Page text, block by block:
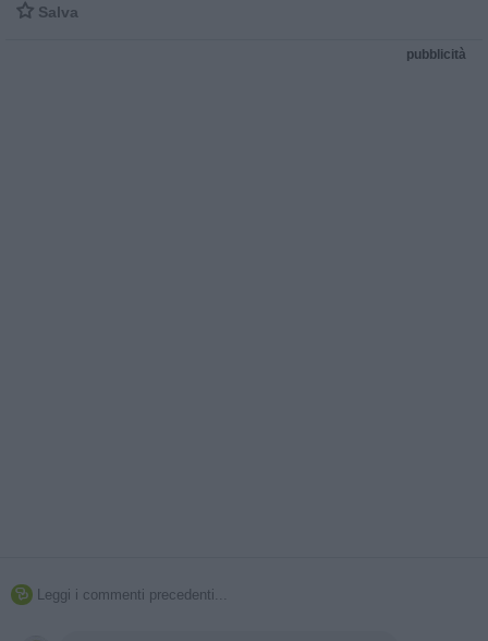
 Salva
pubblicità
 Leggi i commenti precedenti...